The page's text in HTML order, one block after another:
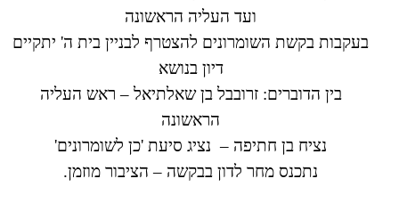
ועד העליה הראשונה
בעקבות בקשת השומרונים להצטרף לבניין בית ה' יתקיים
דיון בנושא
בין הדוברים: זרובבל בן שאלתיאל – ראש העליה
הראשונה
נציח בן חתיפה – נציג סיעת 'כן לשומרונים'
נתכנס מחר לדון בבקשה – הציבור מוזמן.